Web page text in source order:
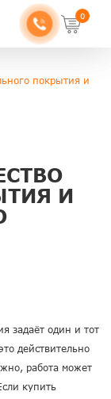
0
покрытия и
И
задаёт один и тот
действительно
работа может
купить